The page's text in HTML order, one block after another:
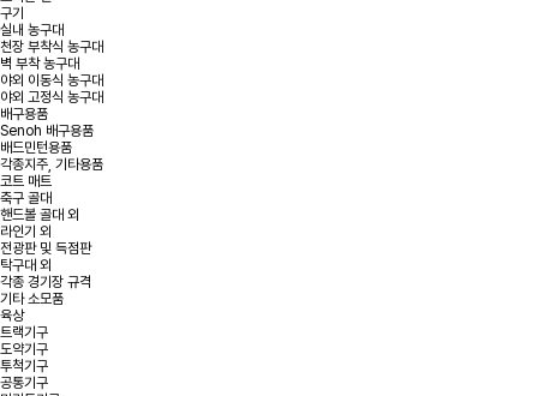
구기
실내 농구대
천장 부착식 농구대
벽 부착 농구대
야외 이동식 농구대
야외 고정식 농구대
배구용품
Senoh 배구용품
배드민턴용품
각종지주, 기타용품
코트 매트
축구 골대
핸드볼 골대 외
라인기 외
전광판 및 득점판
탁구대 외
각종 경기장 규격
기타 소모품
육상
트랙기구
도약기구
투척기구
공통기구